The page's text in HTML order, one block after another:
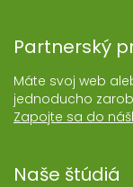
Partnerský
Máte svoj web
jednoducho
Zapojte sa do
Naše štúdiá